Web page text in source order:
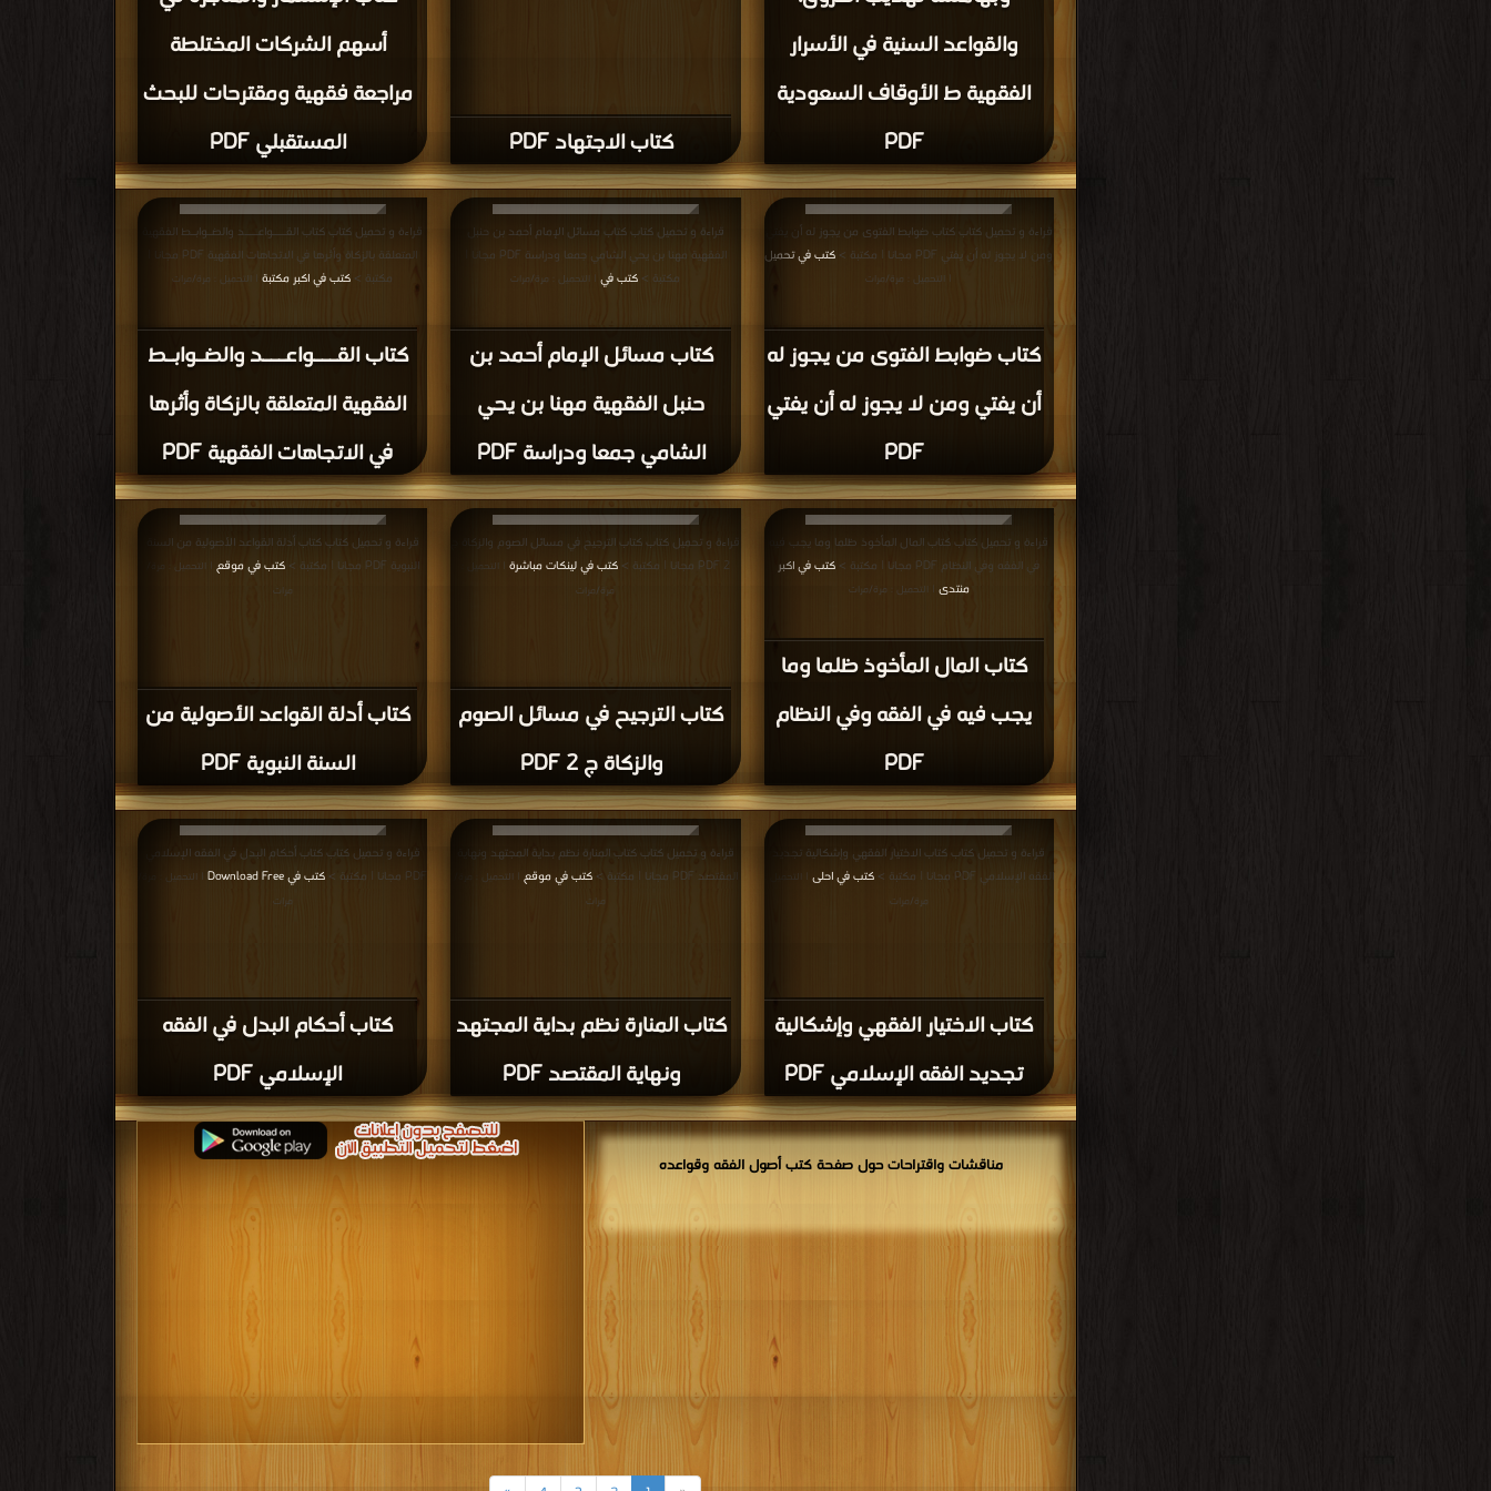
أسهم الشركات المختلطة
مراجعة فقهية ومقترحات للبحث
المستقبلي PDF
كتاب الاجتهاد PDF
والقواعد السنية في الأسرار
الفقهية ط الأوقاف السعودية
PDF
كتاب القـــواعـــد والضـوابـط
الفقهية المتعلقة بالزكاة وأثرها
في الاتجاهات الفقهية PDF
قراءة و تحميل كتاب كتاب القـــواعـــد والضـوابـط الفقهية
المتعلقة بالزكاة وأثرها في الاتجاهات الفقهية PDF مجانا |
مكتبة > كتب في اكبر مكتبة | التحميل : مرة/مرات
كتاب مسائل الإمام أحمد بن
حنبل الفقهية مهنا بن يحي
الشامي جمعا ودراسة PDF
قراءة و تحميل كتاب كتاب مسائل الإمام أحمد بن حنبل
الفقهية مهنا بن يحي الشامي جمعا ودراسة PDF مجانا |
مكتبة > كتب في | التحميل : مرة/مرات
كتاب ضوابط الفتوى من يجوز له
أن يفتي ومن لا يجوز له أن يفتي
PDF
قراءة و تحميل كتاب كتاب ضوابط الفتوى من يجوز له أن يفتي
ومن لا يجوز له أن يفتي PDF مجانا | مكتبة >
كتب في تحميل
| التحميل : مرة/مرات
كتاب أدلة القواعد الأصولية من
السنة النبوية PDF
قراءة و تحميل كتاب كتاب أدلة القواعد الأصولية من السنة
النبوية PDF مجانا | مكتبة >
كتب في موقع
| التحميل : مرة/
مرات
كتاب الترجيح في مسائل الصوم
والزكاة ج 2 PDF
قراءة و تحميل كتاب كتاب الترجيح في مسائل الصوم والزكاة ج
2 PDF مجانا | مكتبة >
كتب في لينكات مباشرة
| التحميل :
مرة/مرات
كتاب المال المأخوذ ظلما وما
يجب فيه في الفقه وفي النظام
PDF
قراءة و تحميل كتاب كتاب المال المأخوذ ظلما وما يجب فيه
في الفقه وفي النظام PDF مجانا | مكتبة >
كتب في اكبر
منتدى
| التحميل : مرة/مرات
كتاب أحكام البدل في الفقه
الإسلامي PDF
قراءة و تحميل كتاب كتاب أحكام البدل في الفقه الإسلامي
PDF مجانا | مكتبة >
كتب في Download Free
| التحميل : مرة/
مرات
كتاب المنارة نظم بداية المجتهد
ونهاية المقتصد PDF
قراءة و تحميل كتاب كتاب المنارة نظم بداية المجتهد ونهاية
المقتصد PDF مجانا | مكتبة >
كتب في موقع
| التحميل : مرة/
مرات
كتاب الاختيار الفقهي وإشكالية
تجديد الفقه الإسلامي PDF
قراءة و تحميل كتاب كتاب الاختيار الفقهي وإشكالية تجديد
الفقه الإسلامي PDF مجانا | مكتبة >
كتب في احلى
مرة/مرات
مناقشات واقتراحات حول صفحة كتب أصول الفقه وقواعده